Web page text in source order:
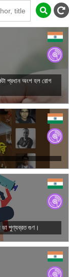
প্রধান অংশ হল রোগ
ডা পুণ্যব্রত গুণ।